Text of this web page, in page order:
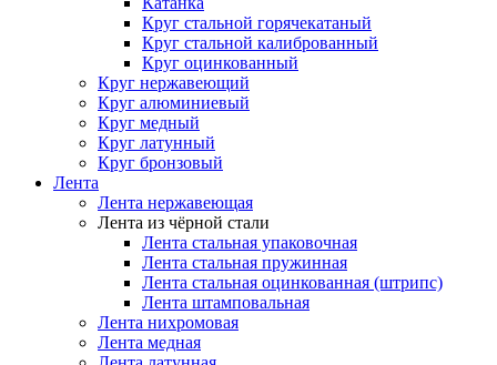
Круг стальной горячекатаный
Круг стальной калиброванный
Круг оцинкованный
Круг нержавеющий
Круг алюминиевый
Круг медный
Круг латунный
Круг бронзовый
Лента
Лента нержавеющая
Лента из чёрной стали
Лента стальная упаковочная
Лента стальная пружинная
Лента стальная оцинкованная (штрипс)
Лента штамповальная
Лента нихромовая
Лента медная